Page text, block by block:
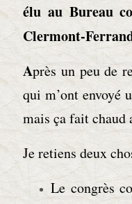
élu au Bureau
Clermont-
Après un peu de
qui m’ont envoyé
mais ça fait chaud
Je retiens deux
Le congrès